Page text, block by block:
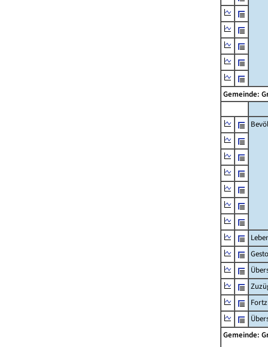
Gemeinde:
Gemeinde: